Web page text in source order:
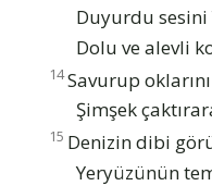
Duyurdu sesini
Dolu ve alevli
14Savurup
Şimşek
15 Denizin dibi
Yeryüzünün